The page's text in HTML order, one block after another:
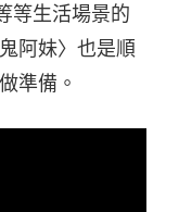
等生活場景的
阿妹〉也是順
準備。